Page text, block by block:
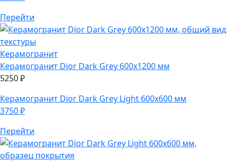
Перейти
Керамогранит
Керамогранит Dior Dark Grey 600х1200 мм
5250₽
Керамогранит Dior Dark Grey Light 600х600 мм
3750₽
Перейти